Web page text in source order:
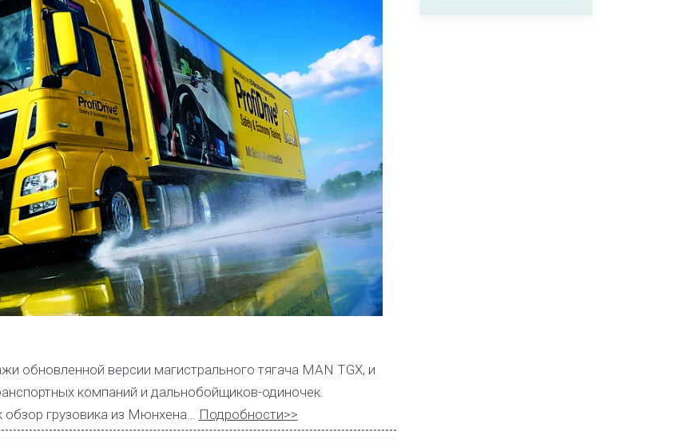
обновленной версии магистрального тягача MAN TGX, и
компаний и дальнобойщиков-одиночек.
обзор грузовика из Мюнхена… Подробности>>